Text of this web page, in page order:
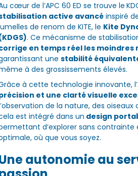
cœur de l’APC 60 ED se trouve le
active avancéinspiré
de renom de KITE, le Kite
. Ce mécanisme de
en temps réel les moindres
une stabilité
à des grossissements élevés.
à cette technologie innovante,
et une clarté visuelle
de la nature, des oiseaux
est intégré dans un design
d’explorer sans
où que vous soyez.
autonomie au